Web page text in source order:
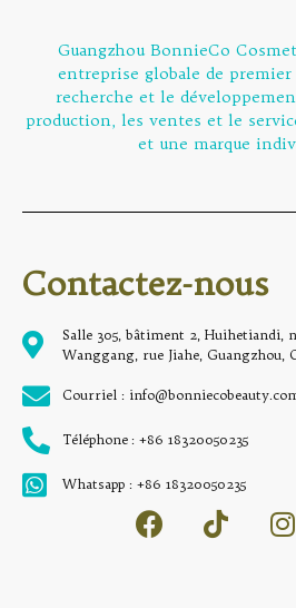
Guangzhou BonnieCo
entreprise globale de
recherche et le
production, les ventes et le
et une marque
Contactez-nous
Salle 305, bâtiment 2, Huihetiandi,
Wanggang, rue Jiahe, Guangzhou,
Courriel :
Téléphone : +86 18320050235
Whatsapp : +86 18320050235